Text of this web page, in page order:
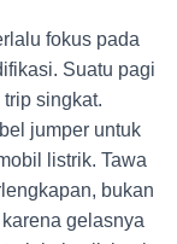
fokus pada
Suatu pagi
singkat.
jumper untuk
listrik. Tawa
bukan
gelasnya